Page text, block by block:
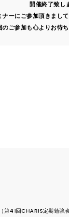
開催終了致し
ナーにご参加頂きまし
のご参加も心より お待
41回CHARIS定期勉強